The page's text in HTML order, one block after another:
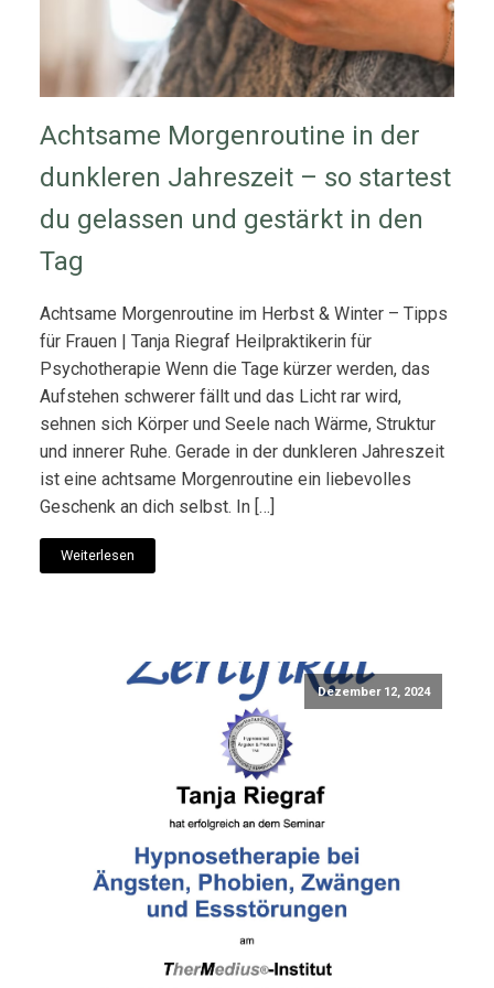
Achtsame Morgenroutine in der
dunkleren Jahreszeit – so startest
du gelassen und gestärkt in den
Tag
Achtsame Morgenroutine im Herbst & Winter – Tipps
für Frauen | Tanja Riegraf Heilpraktikerin für
Psychotherapie Wenn die Tage kürzer werden, das
Aufstehen schwerer fällt und das Licht rar wird,
sehnen sich Körper und Seele nach Wärme, Struktur
und innerer Ruhe. Gerade in der dunkleren Jahreszeit
ist eine achtsame Morgenroutine ein liebevolles
Geschenk an dich selbst. In […]
Weiterlesen
Dezember 12, 2024